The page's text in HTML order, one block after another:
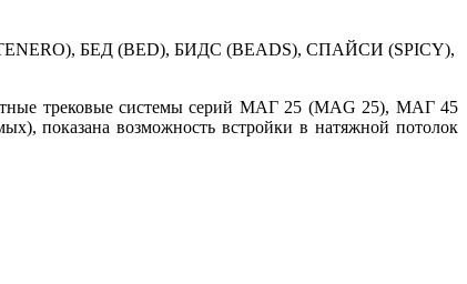
БЕД (BED), БИДС (BEADS), СПАЙСИ (SPICY),
трековые системы серий МАГ 25 (МAG 25), МАГ 45
показана возможность встройки в натяжной потолок